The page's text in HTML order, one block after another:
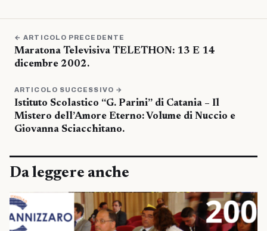
← ARTICOLO PRECEDENTE
Maratona Televisiva TELETHON: 13 E 14
dicembre 2002.
ARTICOLO SUCCESSIVO →
Istituto Scolastico “G. Parini” di Catania – Il
Mistero dell’Amore Eterno: Volume di Nuccio e
Giovanna Sciacchitano.
Da leggere anche